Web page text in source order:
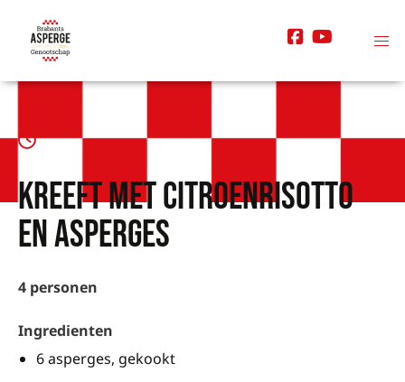
Kreeft met citroenrisotto
en asperges
4 personen
Ingredienten
6 asperges, gekookt